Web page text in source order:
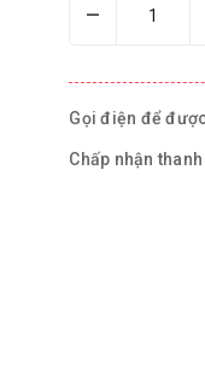
–
Gọi điện để
Chấp nhận